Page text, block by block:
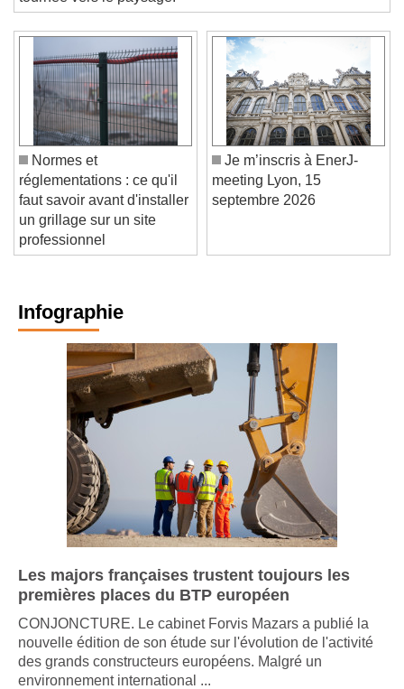
tournée vers le paysage.
Normes et
réglementations : ce qu'il
faut savoir avant d'installer
un grillage sur un site
professionnel
Je m’inscris à EnerJ-
meeting Lyon, 15
Infographie
Les majors françaises trustent toujours les
premières places du BTP européen
CONJONCTURE. Le cabinet Forvis Mazars a publié la
nouvelle édition de son étude sur l'évolution de l'activité
des grands constructeurs européens. Malgré un